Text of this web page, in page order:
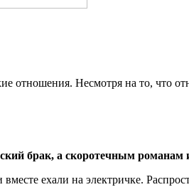
отношения. Несмотря на то, что
брак, а скоротечным романам
ехали на электричке.